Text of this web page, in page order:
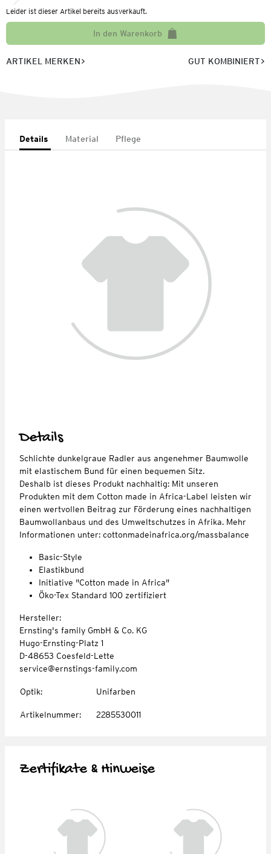
Leider ist dieser Artikel bereits ausverkauft.
In den Warenkorb
ARTIKEL MERKEN GUT KOMBINIERT
Details Material Pflege
Details
Schlichte dunkelgraue Radler aus angenehmer Baumwolle
mit elastischem Bund für einen bequemen Sitz.
Deshalb ist dieses Produkt nachhaltig: Mit unseren
Produkten mit dem Cotton made in Africa-Label leisten wir
einen wertvollen Beitrag zur Förderung eines nachhaltigen
Baumwollanbaus und des Umweltschutzes in Afrika. Mehr
Informationen unter: cottonmadeinafrica.org/massbalance
Basic-Style
Elastikbund
Initiative "Cotton made in Africa"
Öko-Tex Standard 100 zertifiziert
Hersteller:
Ernsting's family GmbH & Co. KG
Hugo-Ernsting-Platz 1
D-48653 Coesfeld-Lette
service@ernstings-family.com
Optik: Unifarben
Artikelnummer: 2285530011
Zertifikate & Hinweise